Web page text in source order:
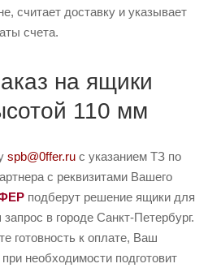
считает доставку и указывает
счета.
на ящики
110 мм
spb@0ffer.ru с указанием ТЗ по
с реквизитами Вашего
подберут решение ящики для
в городе Санкт-Петербург.
готовность к оплате, Ваш
необходимости подготовит